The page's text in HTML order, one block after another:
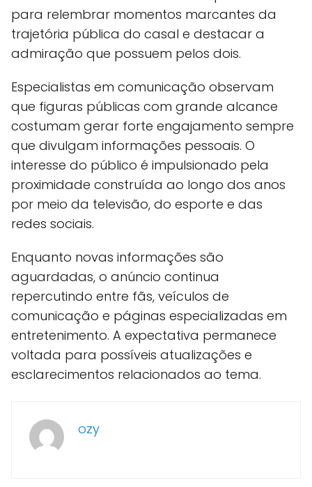
para relembrar momentos marcantes da
trajetória pública do casal e destacar a
admiração que possuem pelos dois.
Especialistas em comunicação observam
que figuras públicas com grande alcance
costumam gerar forte engajamento sempre
que divulgam informações pessoais. O
interesse do público é impulsionado pela
proximidade construída ao longo dos anos
por meio da televisão, do esporte e das
redes sociais.
Enquanto novas informações são
aguardadas, o anúncio continua
repercutindo entre fãs, veículos de
comunicação e páginas especializadas em
entretenimento. A expectativa permanece
voltada para possíveis atualizações e
esclarecimentos relacionados ao tema.
ozy